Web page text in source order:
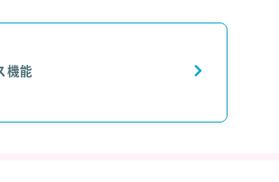
機能